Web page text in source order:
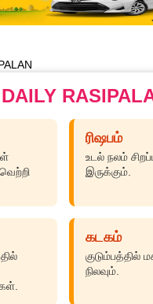
ரிஷபம்
உடல் நலம்
இருக்கும்.
கடகம்
குடும்பத்தில்
நிலவும்.